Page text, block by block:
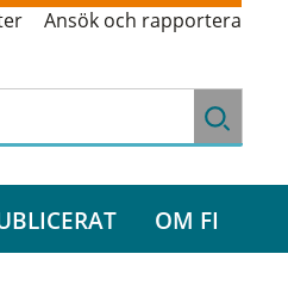
Ansök och rapportera
OM FI